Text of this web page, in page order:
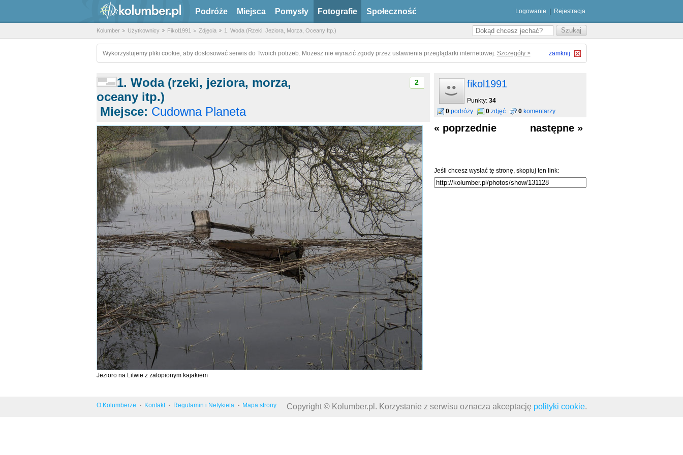
Podróże Miejsca Pomysły Fotografie Społeczność Logowanie Rejestracja
Kolumber Użytkownicy Fikol1991 Zdjęcia 1. Woda (Rzeki, Jeziora, Morza, Oceany Itp.)
Wykorzystujemy pliki cookie, aby dostosować serwis do Twoich potrzeb. Możesz nie wyrazić zgody przez ustawienia przeglądarki internetowej. Szczegóły > zamknij
2
1. Woda (rzeki, jeziora, morza,
oceany itp.)
Miejsce: Cudowna Planeta
Jezioro na Litwie z zatopionym kajakiem
fikol1991
Punkty: 34
0 podróży 0 zdjęć 0 komentarzy
« poprzednie następne »
Jeśli chcesz wysłać tę stronę, skopiuj ten link:
O Kolumberze Kontakt Regulamin i Netykieta Mapa strony Copyright © Kolumber.pl. Korzystanie z serwisu oznacza akceptację polityki cookie.